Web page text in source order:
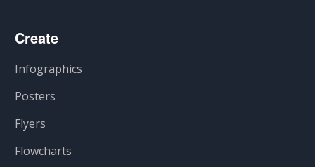
Create
Infographics
Posters
Flyers
Flowcharts